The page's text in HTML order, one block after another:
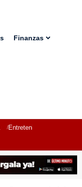
Finanzas
Entretenimiento